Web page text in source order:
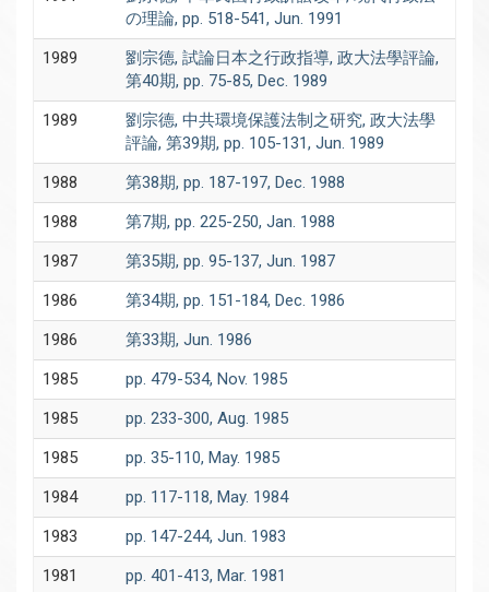
の理論, pp. 518-541, Jun. 1991
1989
劉宗德, 試論日本之行政指導, 政大法學評論,
第40期, pp. 75-85, Dec. 1989
1989
劉宗德, 中共環境保護法制之研究, 政大法學
評論, 第39期, pp. 105-131, Jun. 1989
1988
第38期, pp. 187-197, Dec. 1988
1988
第7期, pp. 225-250, Jan. 1988
1987
第35期, pp. 95-137, Jun. 1987
1986
第34期, pp. 151-184, Dec. 1986
1986
第33期, Jun. 1986
1985
pp. 479-534, Nov. 1985
1985
pp. 233-300, Aug. 1985
1985
pp. 35-110, May. 1985
1984
pp. 117-118, May. 1984
1983
pp. 147-244, Jun. 1983
1981
pp. 401-413, Mar. 1981